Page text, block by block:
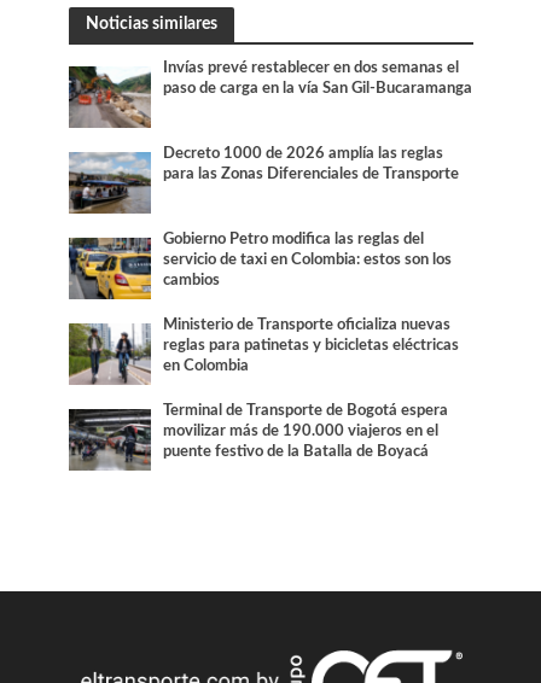
Noticias similares
Invías prevé restablecer en dos semanas el
paso de carga en la vía San Gil-Bucaramanga
Decreto 1000 de 2026 amplía las reglas
para las Zonas Diferenciales de Transporte
Gobierno Petro modifica las reglas del
servicio de taxi en Colombia: estos son los
cambios
Ministerio de Transporte oficializa nuevas
reglas para patinetas y bicicletas eléctricas
en Colombia
Terminal de Transporte de Bogotá espera
movilizar más de 190.000 viajeros en el
puente festivo de la Batalla de Boyacá